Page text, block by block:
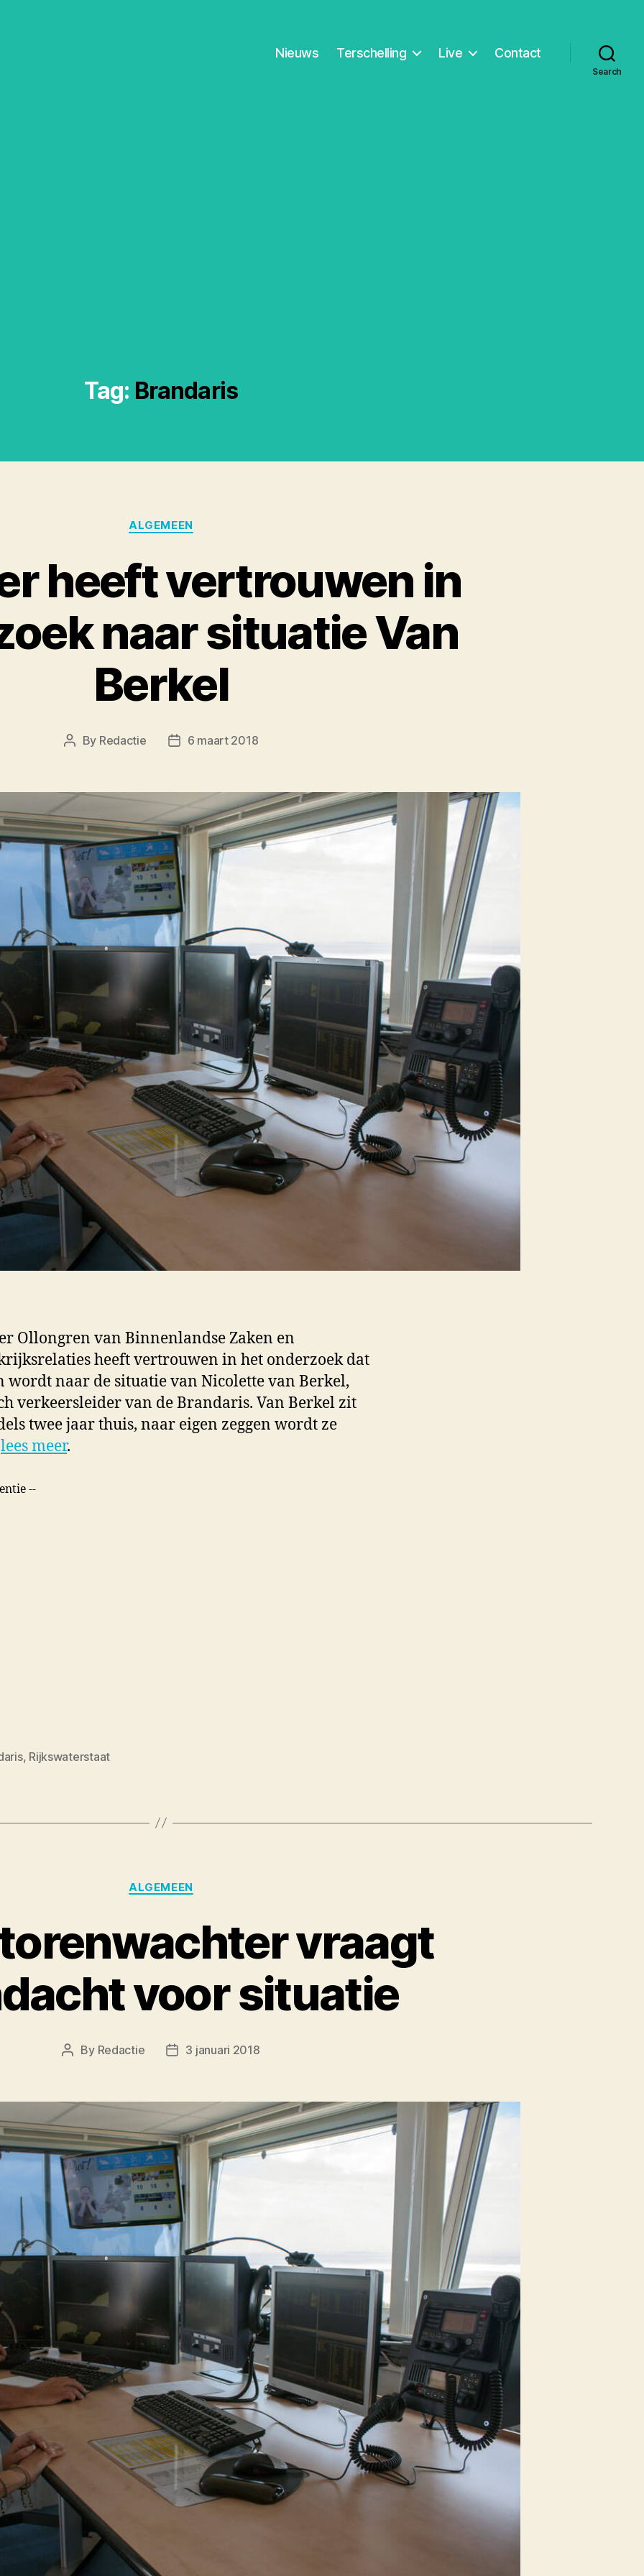
Nieuws Terschelling Live Contact
Search
Tag: Brandaris
Categories
ALGEMEEN
heeft vertrouwen in
naar situatie Van
Berkel
Post
By Redactie
Post6 maart 2018
Ollongren van Binnenlandse Zaken en
heeft vertrouwen in het onderzoek dat
wordt naar de situatie van Nicolette van Berkel,
verkeersleider van de Brandaris. Van Berkel zit
twee jaar thuis, naar eigen zeggen wordt ze
lees meer.
--
, Rijkswaterstaat
Categories
ALGEMEEN
vraagt
voor situatie
Post
By Redactie
Post3 januari 2018